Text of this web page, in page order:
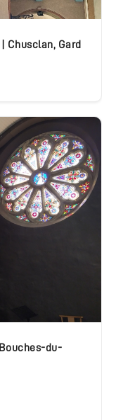
Chusclan, Gard
Bouches-du-